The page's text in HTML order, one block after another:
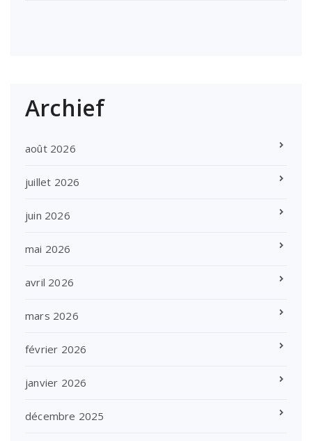
Archief
août 2026
juillet 2026
juin 2026
mai 2026
avril 2026
mars 2026
février 2026
janvier 2026
décembre 2025